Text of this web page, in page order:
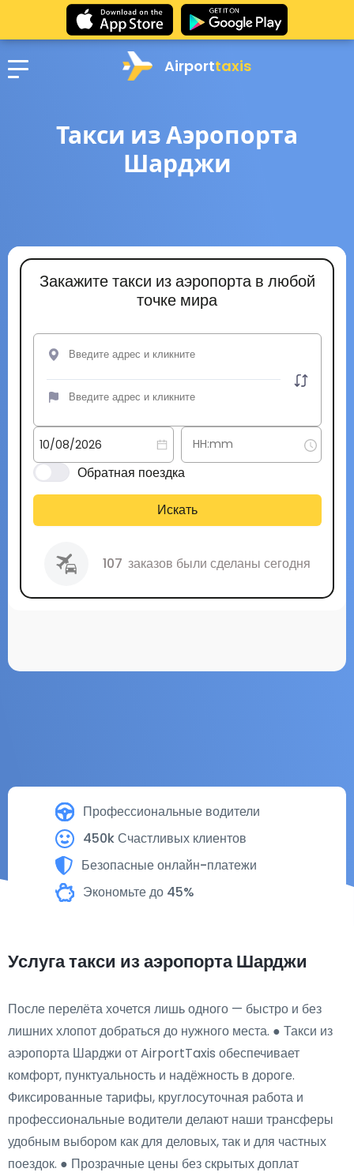
Airporttaxis
Такси из Аэропорта
Шарджи
Профессиональные водители
450k Счастливых клиентов
Безопасные онлайн-платежи
Экономьте до 45%
Закажите такси из аэропорта в любой
точке мира
Обратная поездка
Искать
107 заказов были сделаны сегодня
Услуга такси из аэропорта Шарджи
После перелёта хочется лишь одного — быстро и без
лишних хлопот добраться до нужного места. ● Такси из
аэропорта Шарджи от AirportTaxis обеспечивает
комфорт, пунктуальность и надёжность в дороге.
Фиксированные тарифы, круглосуточная работа и
профессиональные водители делают наши трансферы
удобным выбором как для деловых, так и для частных
поездок. ● Прозрачные цены без скрытых доплат